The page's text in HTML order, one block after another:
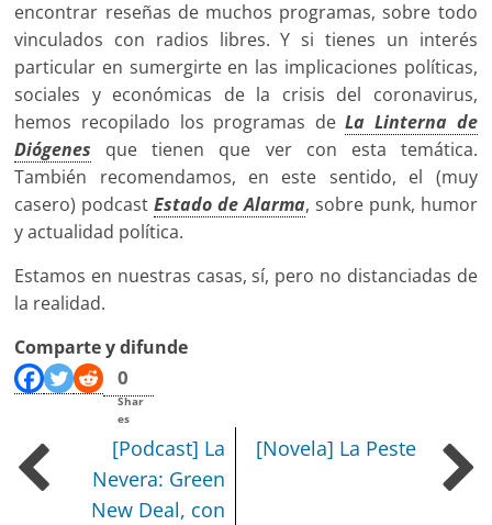
encontrar reseñas de muchos programas, sobre todo
vinculados con radios libres. Y si tienes un interés
particular en sumergirte en las implicaciones políticas,
sociales y económicas de la crisis del coronavirus,
hemos recopilado los programas deLa Linterna de
Diógenes que tienen que ver con esta temática.
También recomendamos, en este sentido, el (muy
casero) podcastEstado de Alarma, sobre punk, humor
y actualidad política.
Estamos en nuestras casas, sí, pero no distanciadas de
la realidad.
Comparte y difunde
0
Shar
es
[Podcast] La
Nevera: Green
New Deal, con
[Novela] La Peste